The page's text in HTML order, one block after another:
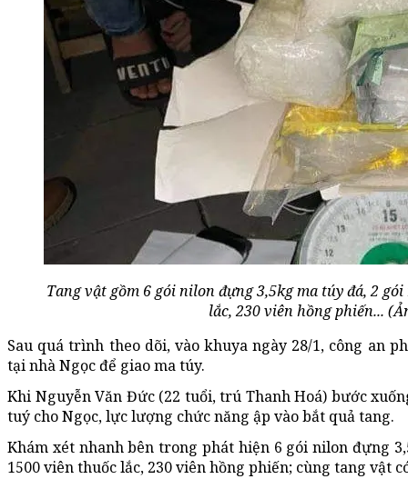
Tang vật gồm 6 gói nilon đựng 3,5kg ma túy đá, 2
lắc, 230 viên hồng phiến...
Sau quá trình theo dõi, vào khuya ngày 28/1, công an
tại nhà Ngọc để giao ma túy.
Khi Nguyễn Văn Đức (22 tuổi, trú Thanh Hoá) bước
tuý cho Ngọc, lực lượng chức năng ập vào bắt quả tang.
Khám xét nhanh bên trong phát hiện 6 gói nilon đựng
1500 viên thuốc lắc, 230 viên hồng phiến; cùng tang vật